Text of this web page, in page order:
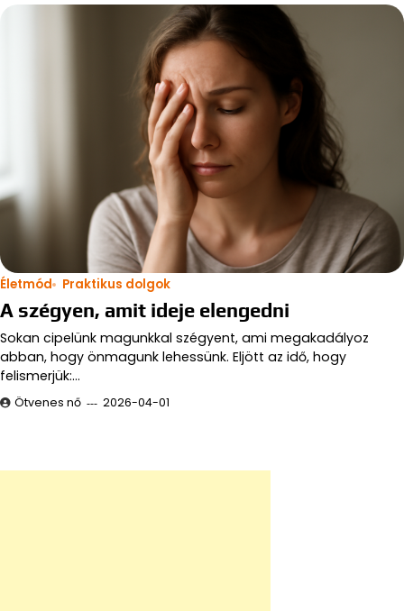
Életmód Praktikus dolgok
A szégyen, amit ideje elengedni
Sokan cipelünk magunkkal szégyent, ami megakadályoz
abban, hogy önmagunk lehessünk. Eljött az idő, hogy
felismerjük:…
Ötvenes nő 2026-04-01